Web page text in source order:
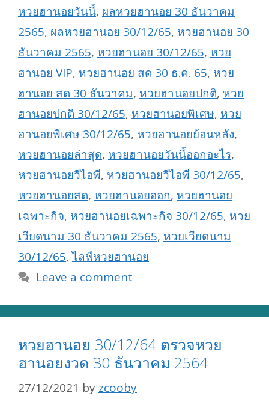
หวยฮานอยวันนี้, ผลหวยฮานอย 30 ธันวาคม
2565, ผลหวยฮานอย 30/12/65, หวยฮานอย 30
ธันวาคม 2565, หวยฮานอย 30/12/65, หวย
ฮานอย VIP, หวยฮานอย สด 30 ธ.ค. 65, หวย
ฮานอย สด 30 ธันวาคม, หวยฮานอยปกติ, หวย
ฮานอยปกติ 30/12/65, หวยฮานอยพิเศษ, หวย
ฮานอยพิเศษ 30/12/65, หวยฮานอยย้อนหลัง,
หวยฮานอยล่าสุด, หวยฮานอยวันนี้ออกอะไร,
หวยฮานอยวีไอพี, หวยฮานอยวีไอพี 30/12/65,
หวยฮานอยสด, หวยฮานอยออก, หวยฮานอย
เฉพาะกิจ, หวยฮานอยเฉพาะกิจ 30/12/65, หวย
เวียดนาม 30 ธันวาคม 2565, หวยเวียดนาม
30/12/65,ไลฟ์หวยฮานอย
Leave a comment
หวยฮานอย 30/12/64 ตรวจหวย
ฮานอยงวด 30 ธันวาคม 2564
27/12/2021 by zcooby